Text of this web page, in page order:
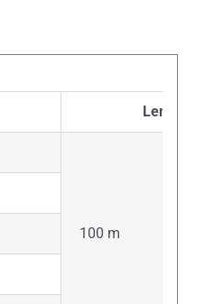
Length
100 m